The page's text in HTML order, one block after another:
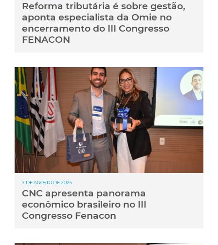
Reforma tributária é sobre gestão,
aponta especialista da Omie no
encerramento do III Congresso
FENACON
7 DE AGOSTO DE 2026
CNC apresenta panorama
econômico brasileiro no III
Congresso Fenacon